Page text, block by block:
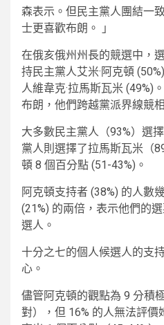
森表示。但民主黨人團結一
士更喜歡布朗。 」
在俄亥俄州州長的競選中，
持民主黨人艾米·阿克頓
人維韋克·拉馬斯瓦米 (49%)
布朗，他們跨越黨派界線競
大多數民主黨人（93%）選
黨人則選擇了拉馬斯瓦米（
頓 8 個百分點 (51-43%)。
阿克頓支持者 (38%) 的人數
(21%) 的兩倍，表示他們的
選人。
十分之七的個人候選人的支
心。
儘管阿克頓的觀點為 9 分積
對），但 16% 的人無法評